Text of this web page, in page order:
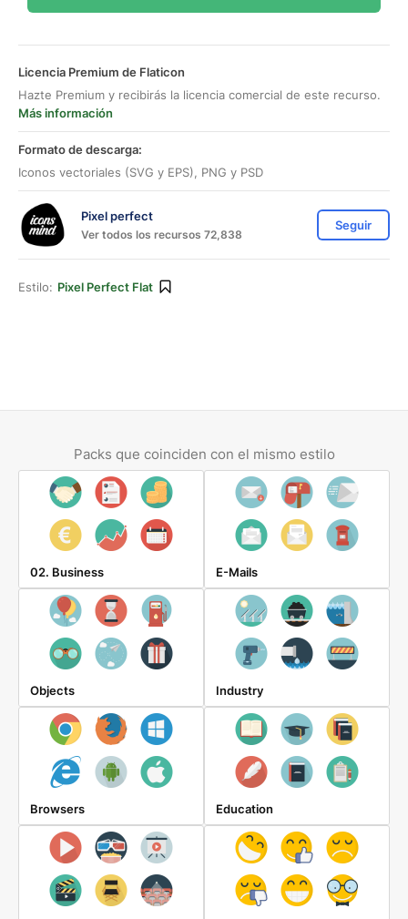
Licencia Premium de Flaticon
Hazte Premium y recibirás la licencia comercial de este recurso.
Más información
Formato de descarga:
Iconos vectoriales (SVG y EPS), PNG y PSD
Pixel perfect
Ver todos los recursos 72,838
Seguir
Estilo: Pixel Perfect Flat
Packs que coinciden con el mismo estilo
02. Business E-Mails
Objects Industry
Browsers Education